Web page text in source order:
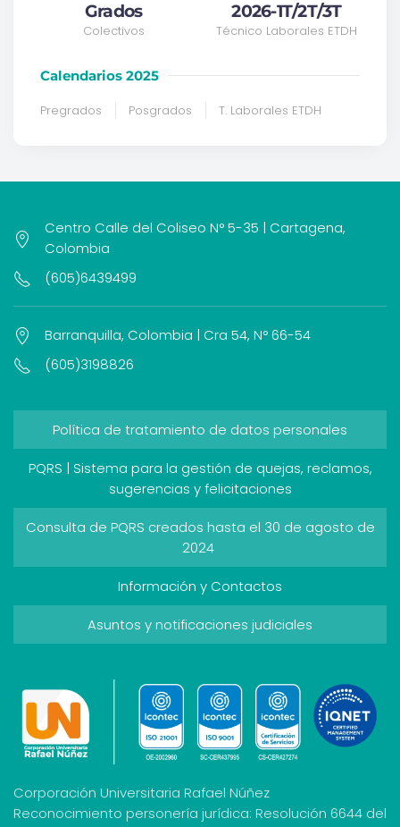
Grados
Colectivos
2026-1T/2T/3T
Técnico Laborales ETDH
Calendarios 2025
Pregrados Posgrados T. Laborales ETDH
Centro Calle del Coliseo N° 5-35 | Cartagena,
Colombia
(605)6439499
Barranquilla, Colombia | Cra 54, N° 66-54
(605)3198826
Política de tratamiento de datos personales
PQRS | Sistema para la gestión de quejas, reclamos,
sugerencias y felicitaciones
Consulta de PQRS creados hasta el 30 de agosto de
2024
Información y Contactos
Asuntos y notificaciones judiciales
Corporación Universitaria Rafael Núñez
Reconocimiento personería jurídica: Resolución 6644 del